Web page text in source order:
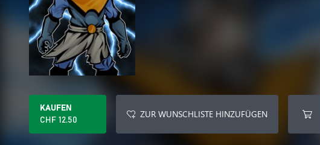
KAUFEN
CHF 12.50
ZUR WUNSCHLISTE HINZUFÜGEN